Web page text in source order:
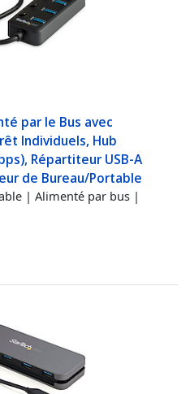
par le Bus avec
Individuels, Hub
Répartiteur USB-A
de Bureau/Portable
| Alimenté par bus |